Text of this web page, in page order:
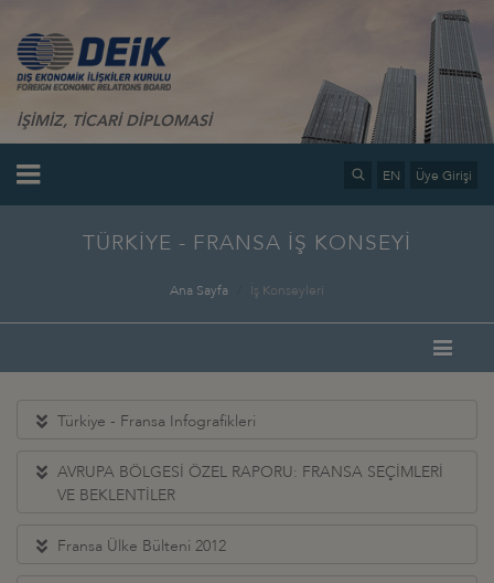
İŞİMİZ, TİCARİ DİPLOMASİ
EN Üye Girişi
TÜRKİYE - FRANSA İŞ KONSEYİ
Ana Sayfa İş Konseyleri
Türkiye - Fransa Infografikleri
AVRUPA BÖLGESİ ÖZEL RAPORU: FRANSA SEÇİMLERİ
VE BEKLENTİLER
Fransa Ülke Bülteni 2012